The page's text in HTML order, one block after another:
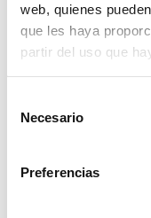
web, quienes
que les haya
partir del uso que
Necesario
Preferencias